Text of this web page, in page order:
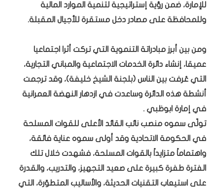
للإمارة، ضمن رؤية إستراتيجية لتنمية الموارد المالية
وللمحافظة على مصادر دخل مستقرة للأجيال المقبلة.
ومن بين أبرز مبادراتة التنموية التي تركت أثرا اجتماعيا
عميقا، إنشاء دائرة الخدمات الاجتماعية والمباني التجارية،
التي عُرفت بين الناس (بلجنة الشيخ خليفة)، وقد ترجمت
أنشطة هذه الدائرة وساعدت في ازدهار النهضة العمرانية
في إمارة ابوظبي .
تولّى سموه منصب نائب القائد الأعلى للقوات المسلحة
في الحكومة الاتحادية وقد أولى سموه عناية فائقة،
واهتماماً متزايداً بالقوات المسلحة، فشهدت خلال تلك
الفترة طفرة كبيرة على صعيد التجهيز، والتدريب، والقدرة
على استيعاب التقنيات الحديثة، والأساليب المتطوّرة، التي